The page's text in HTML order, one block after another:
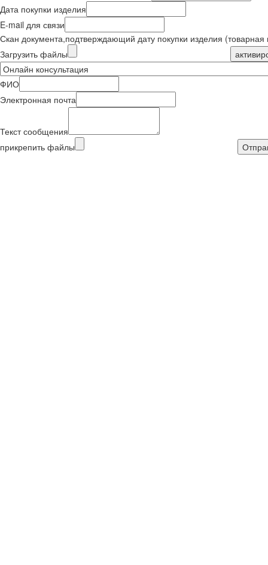
Дата покупки изделия
E-mail для связи
Скан документа,подтверждающий дату покупки изделия (товарная
Загрузить файлы
ФИО
Электронная почта
Текст сообщения
прикрепить файлы